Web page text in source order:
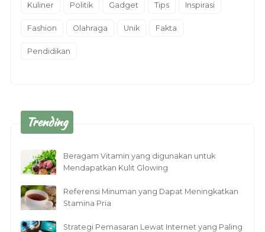
Kuliner Politik Gadget Tips Inspirasi
Fashion Olahraga Unik Fakta
Pendidikan
Trending
Beragam Vitamin yang digunakan untuk
Mendapatkan Kulit Glowing
Referensi Minuman yang Dapat Meningkatkan
Stamina Pria
Strategi Pemasaran Lewat Internet yang Paling